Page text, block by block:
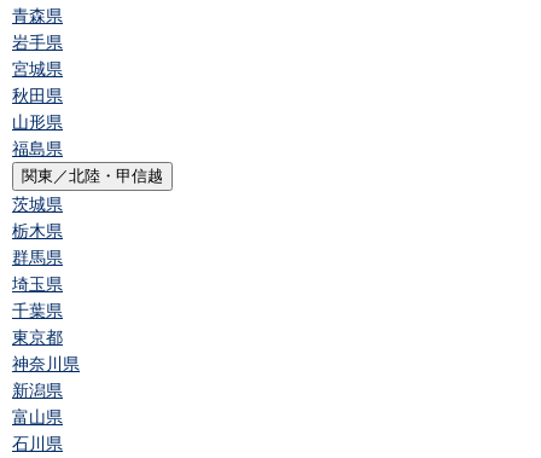
青森県
岩手県
宮城県
秋田県
山形県
福島県
関東／北陸・甲信越
茨城県
栃木県
群馬県
埼玉県
千葉県
東京都
神奈川県
新潟県
富山県
石川県